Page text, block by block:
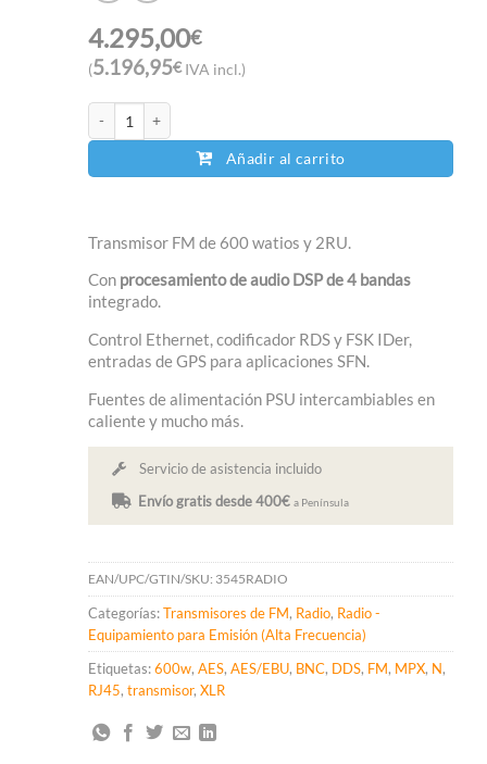
4.295,00€
(5.196,95€IVA incl.)
Añadir al carrito
Transmisor FM de 600 watios y 2RU.
Con procesamiento de audio DSP de 4 bandas
integrado.
Control Ethernet, codificador RDS y FSK IDer,
entradas de GPS para aplicaciones SFN.
Fuentes de alimentación PSU intercambiables en
caliente y mucho más.
Servicio de asistencia incluido
Envío gratis desde 400€a Península
EAN/UPC/GTIN/SKU: 3545RADIO
Categorías:Transmisores de FM, Radio, Radio -
Equipamiento para Emisión (Alta Frecuencia)
Etiquetas:600w,AES,AES/EBU, BNC, DDS, FM, MPX, N,
RJ45,transmisor,XLR